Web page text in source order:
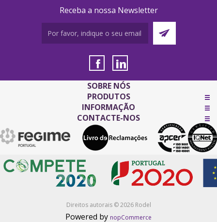
Receba a nossa Newsletter
SOBRE NÓS
PRODUTOS
INFORMAÇÃO
CONTACTE-NOS
Direitos autorais © 2026 Rodel
Powered by nopCommerce